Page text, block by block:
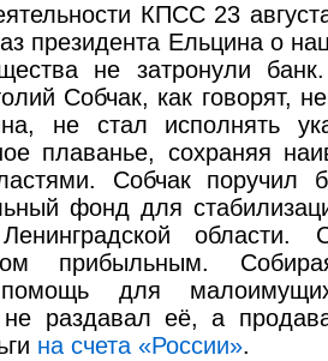
КПСС 23
президента Ельцина о
не затронули
Собчак, как говорят,
не стал исполнять
плаванье, сохраняя
Собчак поручил
фонд для
области.
прибыльным.
помощь для
не раздавал её, а
на счета «России».